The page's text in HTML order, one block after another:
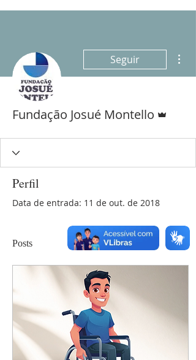
Seguir
Fundação Josué Montello
Perfil
Data de entrada: 11 de out. de 2018
Posts